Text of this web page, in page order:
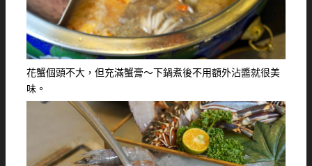
花蟹個頭不大，但充滿蟹膏～下鍋煮後不用額外沾醬就很美
味。